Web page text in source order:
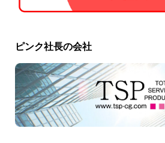
ピンク社長の会社